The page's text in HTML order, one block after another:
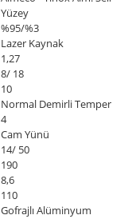
Yüzey
%95/%3
Lazer Kaynak
1,27
8/ 18
10
Normal Demirli Temperli
4
Cam Yünü
14/ 50
190
8,6
110
Gofrajlı Alüminyum